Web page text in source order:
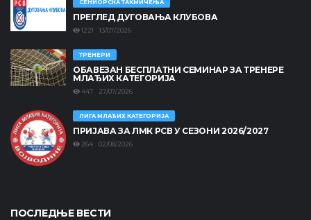
СЕНИОРСКА ТАКМИЧЕЊА
ПРЕГЛЕД ДУГОВАЊА КЛУБОВА
1221 13/07/2026
ТРЕНЕРИ
ОБАВЕЗАН БЕСПЛАТНИ СЕМИНАР ЗА ТРЕНЕРЕ
МЛАЂИХ КАТЕГОРИЈА
447 27/07/2026
ЛИГА МЛАЂИХ КАТЕГОРИЈА
ПРИЈАВА ЗА ЛМК РСВ У СЕЗОНИ 2026/2027
264 02/08/2026
ПОСЛЕДЊЕ ВЕСТИ